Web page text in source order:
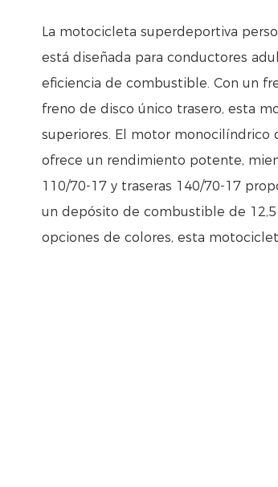
La motocicleta superdeportiva
está diseñada para conductores
eficiencia de combustible. Con un
freno de disco único trasero, esta
superiores. El motor
ofrece un rendimiento potente,
110/70-17 y traseras 140/70-17
un depósito de combustible de
opciones de colores, esta